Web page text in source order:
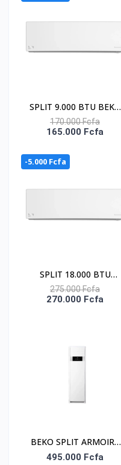
SPLIT 9.000 BTU BEKO
/ R-410 / 220-240V /
FACADE BLANCHE
170.000 Fcfa
165.000 Fcfa
-5.000 Fcfa
SPLIT 18.000 BTU
BEKO / R-410 / 220-
240V / FACADE
275.000 Fcfa
270.000 Fcfa
BEKO SPLIT ARMOIRE
24.000 BTU - BALOP
495.000 Fcfa